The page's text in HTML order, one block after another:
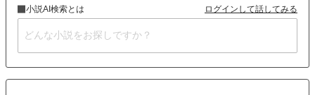
小説AI検索とは ログインして話してみる